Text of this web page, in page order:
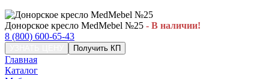
Донорское кресло MedMebel №25 - В наличии!
8 (800) 600-65-43
Получить КП
Главная
Каталог